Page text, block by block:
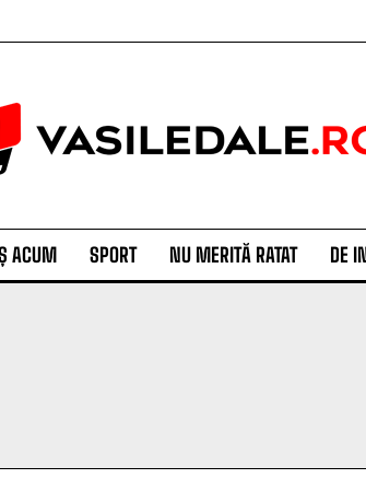
ACUM SPORT NU MERITĂ RATAT DE